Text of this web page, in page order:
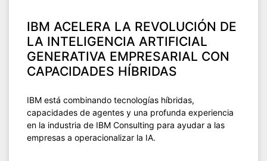
IBM ACELERA LA REVOLUCIÓN DE
LA INTELIGENCIA ARTIFICIAL
GENERATIVA EMPRESARIAL CON
CAPACIDADES HÍBRIDAS
IBM está combinando tecnologías híbridas,
capacidades de agentes y una profunda experiencia
en la industria de IBM Consulting para ayudar a las
empresas a operacionalizar la IA.